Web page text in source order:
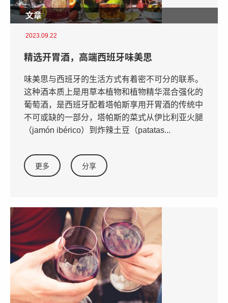
文章
2023.09.22
精选开胃酒，高端西班牙味美思
味美思与西班牙的生活方式有着密不可分的联系。
这种酒本质上是用草本植物和植物精华混合强化的
葡萄酒，是西班牙配着塔帕斯享用开胃酒的传统中
不可或缺的一部分，塔帕斯的菜式从伊比利亚火腿
（jamón ibérico）到炸辣土豆（patatas...
更多 分享